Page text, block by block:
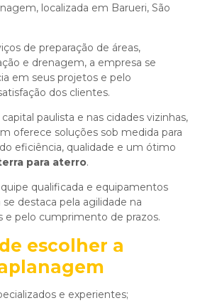
localizada em Barueri, São
de preparação de áreas,
e drenagem, a empresa se
em seus projetos e pelo
dos clientes.
paulista e nas cidades vizinhas,
oferece soluções sob medida para
eficiência, qualidade e um ótimo
para aterro.
qualificada e equipamentos
destaca pela agilidade na
e pelo cumprimento de prazos.
escolher a
e experientes;